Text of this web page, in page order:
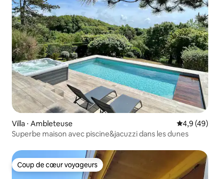
Villa ⋅ Ambleteuse Évaluation
4,9 (49)
Superbe maison avec piscine&jacuzzi dans les dunes
Coup de cœur voyageurs
Coup de cœur voyageurs